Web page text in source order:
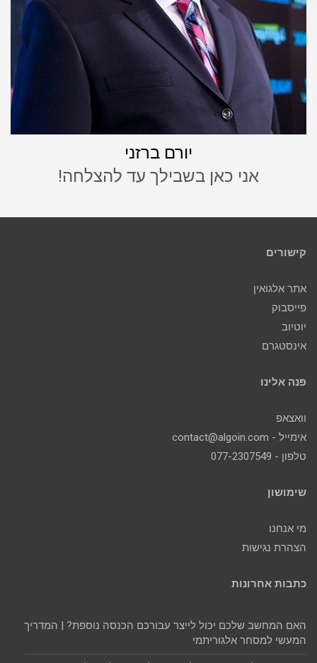
יורם ברזני
אני כאן בשבילך עד להצלחה!
קישורים
אתר אלגואין
פייסבוק
יוטיוב
אינסטגרם
פנה אלינו
וואצאפ
אימייל - contact@algoin.com
טלפון - 077-2307549
שימושון
מי אנחנו
הצהרת נגישות
כתבות אחרונות
האם המחשב שלכם יכול לייצר עבורכם הכנסה נוספת? | המדריך
המעשי למסחר אלגוריתמי